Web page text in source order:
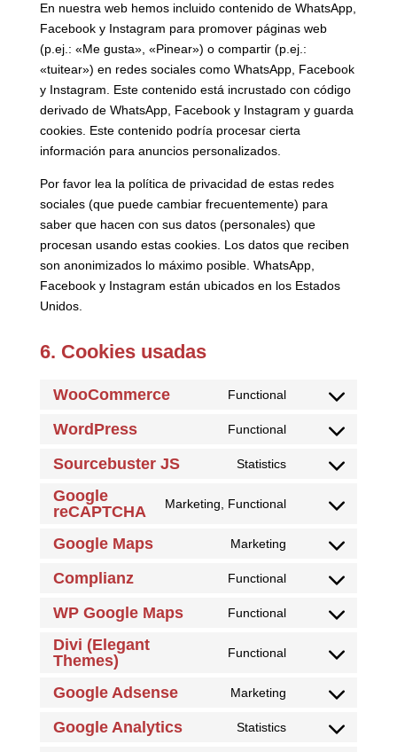
En nuestra web hemos incluido contenido de WhatsApp,
Facebook y Instagram para promover páginas web
(p.ej.: «Me gusta», «Pinear») o compartir (p.ej.:
«tuitear») en redes sociales como WhatsApp, Facebook
y Instagram. Este contenido está incrustado con código
derivado de WhatsApp, Facebook y Instagram y guarda
cookies. Este contenido podría procesar cierta
información para anuncios personalizados.
Por favor lea la política de privacidad de estas redes
sociales (que puede cambiar frecuentemente) para
saber que hacen con sus datos (personales) que
procesan usando estas cookies. Los datos que reciben
son anonimizados lo máximo posible. WhatsApp,
Facebook y Instagram están ubicados en los Estados
Unidos.
6. Cookies usadas
WooCommerce Functional
Consent
woocommerce
WordPress Functional
Consent
wordpress
Sourcebuster JS Statistics
Consent
service
Google
reCAPTCHA
Marketing, Functional
Consent
service
google-
Google Maps Marketing
Consent
google-
Complianz Functional
Consent
complianz
WP Google Maps Functional
Consent
service
google-
maps
Divi (Elegant
Themes)
Functional
Consent
service
Google Adsense Marketing
Consent
Google Analytics Statistics
Consent